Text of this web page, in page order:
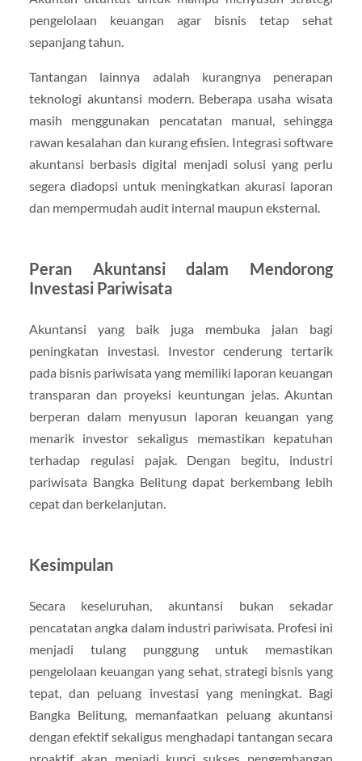
pengelolaan keuangan agar bisnis tetap sehat
sepanjang tahun.
Tantangan lainnya adalah kurangnya penerapan
teknologi akuntansi modern. Beberapa usaha wisata
masih menggunakan pencatatan manual, sehingga
rawan kesalahan dan kurang efisien. Integrasi software
akuntansi berbasis digital menjadi solusi yang perlu
segera diadopsi untuk meningkatkan akurasi laporan
dan mempermudah audit internal maupun eksternal.
Peran Akuntansi dalam Mendorong
Investasi Pariwisata
Akuntansi yang baik juga membuka jalan bagi
peningkatan investasi. Investor cenderung tertarik
pada bisnis pariwisata yang memiliki laporan keuangan
transparan dan proyeksi keuntungan jelas. Akuntan
berperan dalam menyusun laporan keuangan yang
menarik investor sekaligus memastikan kepatuhan
terhadap regulasi pajak. Dengan begitu, industri
pariwisata Bangka Belitung dapat berkembang lebih
cepat dan berkelanjutan.
Kesimpulan
Secara keseluruhan, akuntansi bukan sekadar
pencatatan angka dalam industri pariwisata. Profesi ini
menjadi tulang punggung untuk memastikan
pengelolaan keuangan yang sehat, strategi bisnis yang
tepat, dan peluang investasi yang meningkat. Bagi
Bangka Belitung, memanfaatkan peluang akuntansi
dengan efektif sekaligus menghadapi tantangan secara